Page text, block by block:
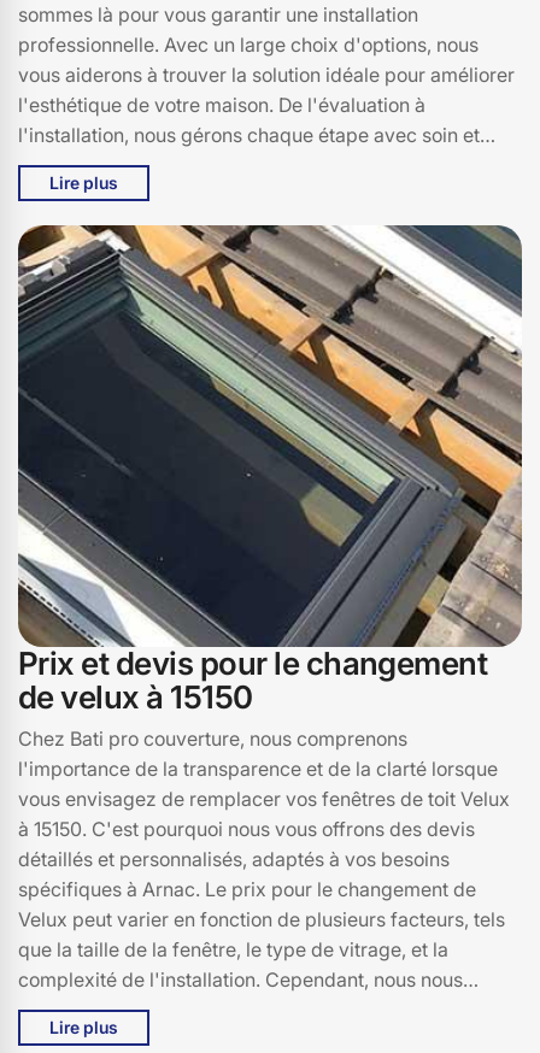
sommes là pour vous garantir une installation
professionnelle. Avec un large choix d'options, nous
vous aiderons à trouver la solution idéale pour améliorer
l'esthétique de votre maison. De l'évaluation à
l'installation, nous gérons chaque étape avec soin et
professionnalisme. Alors, n’hésitez plus! Appelez Bati
pro couverture pour un devis gratuit et profitez de notre
expertise!
Lire plus
Prix et devis pour le changement
de velux à 15150
Chez Bati pro couverture, nous comprenons
l'importance de la transparence et de la clarté lorsque
vous envisagez de remplacer vos fenêtres de toit Velux
à 15150. C'est pourquoi nous vous offrons des devis
détaillés et personnalisés, adaptés à vos besoins
spécifiques à Arnac. Le prix pour le changement de
Velux peut varier en fonction de plusieurs facteurs, tels
que la taille de la fenêtre, le type de vitrage, et la
complexité de l'installation. Cependant, nous nous
engageons à vous fournir des tarifs compétitifs et à vous
expliquer en toute honnêteté chaque élément de votre
Lire plus